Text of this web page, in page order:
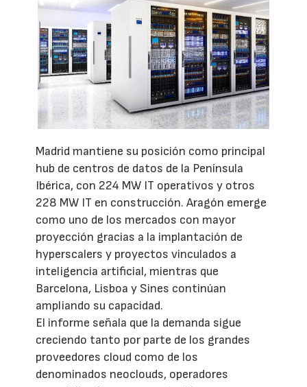
Madrid mantiene su posición como principal
hub de centros de datos de la Península
Ibérica, con 224 MW IT operativos y otros
228 MW IT en construcción. Aragón emerge
como uno de los mercados con mayor
proyección gracias a la implantación de
hyperscalers y proyectos vinculados a
inteligencia artificial, mientras que
Barcelona, Lisboa y Sines continúan
ampliando su capacidad.
El informe señala que la demanda sigue
creciendo tanto por parte de los grandes
proveedores cloud como de los
denominados neoclouds, operadores